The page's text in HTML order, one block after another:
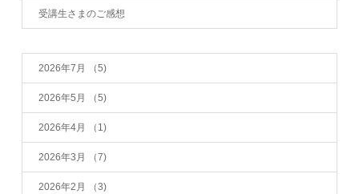
受講生さまのご感想
2026年7月 （5)
2026年5月 （5)
2026年4月 （1)
2026年3月 （7)
2026年2月 （3)